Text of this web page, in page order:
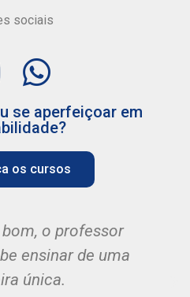
sociais
se aperfeiçoar em
os cursos
o professor
ensinar de uma
única.